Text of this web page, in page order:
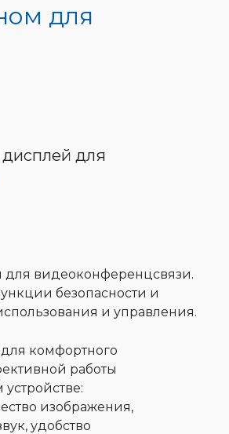
для
для
видеоконференцсвязи.
безопасности и
и управления.
комфортного
работы
изображения,
удобство